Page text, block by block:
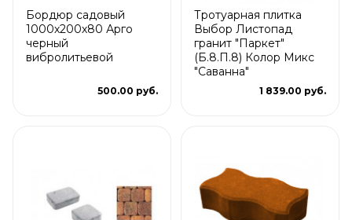
Бордюр садовый
1000х200х80 Арго
черный
вибролитьевой
500.00 руб.
Тротуарная плитка
Выбор Листопад
гранит "Паркет"
(Б.8.П.8) Колор Микс
"Саванна"
1 839.00 руб.